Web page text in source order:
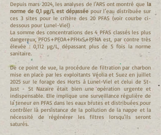
Depuis mars 2024, les analyses de l'ARS ont montré que la
norme de 0,1 µg/L est dépasséepour l’eau distribuée sur
ces 3 sites pour le critère des 20 PFAS (voir courbe ci-
dessous pour Lunel-Viel)
La somme des concentrations des 4 PFAS classés les plus
dangereux, PFOS+PFOA+PFHxS+PFNA est, par contre très
élevée : 0,112 µg/L, dépassant plus de 5 fois la norme
sanitaire.
De ce point de vue, la procédure de filtration par charbon
mise en place par les exploitants Véolia et Suez en juillet
2025 sur le forage des Horts à Lunel-Viel et celui de St-
Just - St Nazaire était bien une opération urgente et
indispensable. Elle implique une surveillance régulière de
la teneur en PFAS dans les eaux brutes et distribuées pour
contrôler la persistance de la pollution de la nappe et la
nécessité de régénérer les filtres lorsqu'ils seront
saturés.